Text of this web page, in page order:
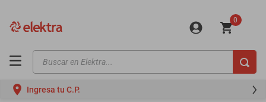
0
Buscar en Elektra...
Ingresa tu C.P.
motos